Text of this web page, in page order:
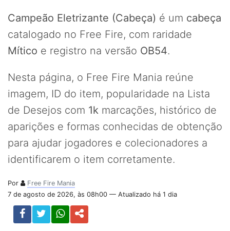
Campeão Eletrizante (Cabeça) é um cabeça
catalogado no Free Fire, com raridade
Mítico e registro na versão OB54.
Nesta página, o Free Fire Mania reúne
imagem, ID do item, popularidade na Lista
de Desejos com 1k marcações, histórico de
aparições e formas conhecidas de obtenção
para ajudar jogadores e colecionadores a
identificarem o item corretamente.
Por
Free Fire Mania
7 de agosto de 2026, às 08h00 — Atualizado há 1 dia